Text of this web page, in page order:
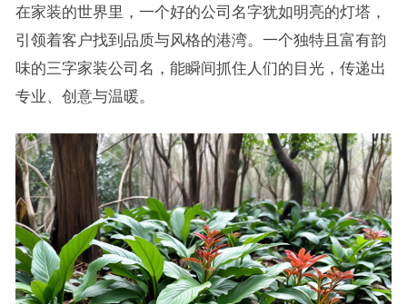
在家装的世界里，一个好的公司名字犹如明亮的灯塔，
引领着客户找到品质与风格的港湾。一个独特且富有韵
味的三字家装公司名，能瞬间抓住人们的目光，传递出
专业、创意与温暖。